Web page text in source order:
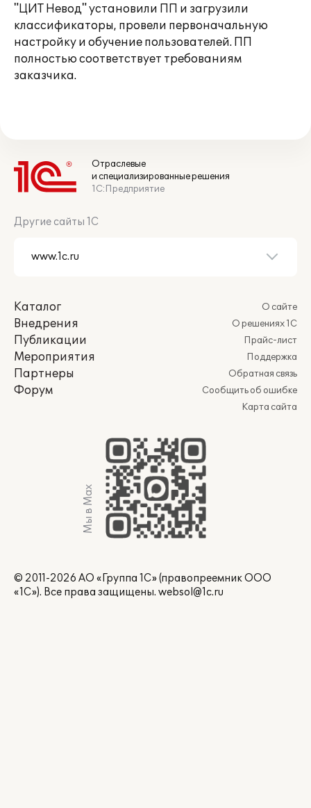
"ЦИТ Невод" установили ПП и загрузили
классификаторы, провели первоначальную
настройку и обучение пользователей. ПП
полностью соответствует требованиям
заказчика.
Отраслевые
и специализированные решения
1С:Предприятие
Другие сайты 1С
Каталог
Внедрения
Публикации
Мероприятия
Партнеры
Форум
О сайте
О решениях 1С
Прайс-лист
Поддержка
Обратная связь
Сообщить об ошибке
Карта сайта
Мы в Max
© 2011-2026 АО «Группа 1С» (правопреемник ООО
«1С»). Все права защищены. websol@1c.ru